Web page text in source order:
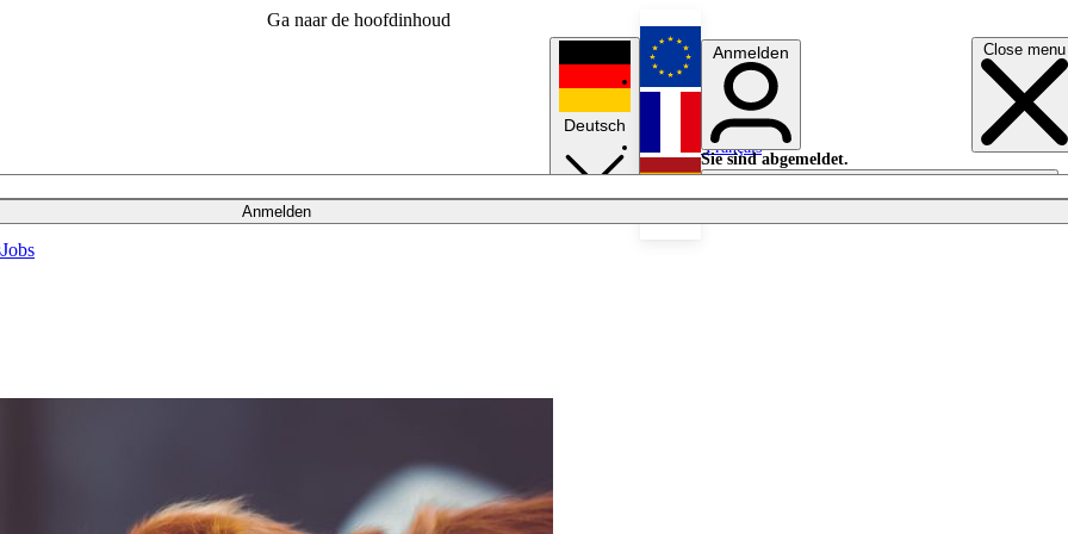
Ga naar de hoofdinhoud
Close menu
Anmelden
Jobs
Deutsch
English
Français
Anmelden
Sie sind abgemeldet.
Anmelden
Licht aus